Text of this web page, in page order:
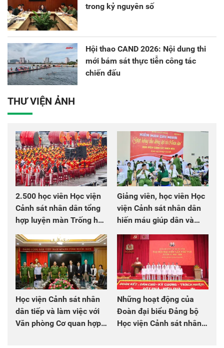
trong kỷ nguyên số
Hội thao CAND 2026: Nội dung thi
mới bám sát thực tiễn công tác
chiến đấu
THƯ VIỆN ẢNH
2.500 học viên Học viện
Cảnh sát nhân dân tổng
hợp luyện màn Trống hội
chào mừng Đại hội Đảng
Giảng viên, học viên Học
viện Cảnh sát nhân dân
hiến máu giúp dân và
đồng đội
Học viện Cảnh sát nhân
dân tiếp và làm việc với
Văn phòng Cơ quan hợp
Những hoạt động của
Đoàn đại biểu Đảng bộ
Học viện Cảnh sát nhân